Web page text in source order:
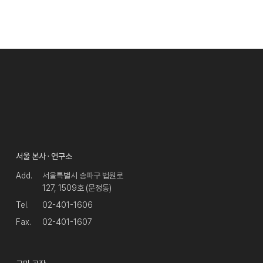
서울 본사 · 연구소
Add.
서울특별시 송파구 법원로
127, 1509호 (문정동)
Tel.
02-401-1606
Fax.
02-401-1607